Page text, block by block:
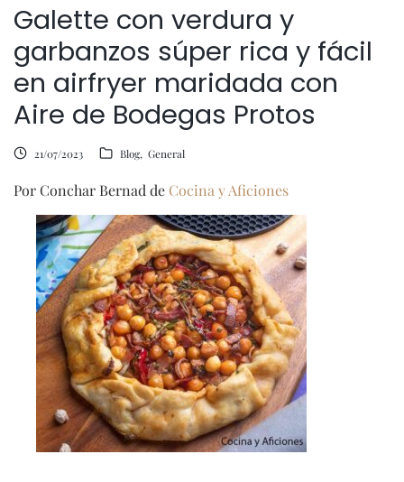
Galette con verdura y
garbanzos súper rica y fácil
en airfryer maridada con
Aire de Bodegas Protos
21/07/2023 Blog General
Por Conchar Bernad de Cocina y Aficiones